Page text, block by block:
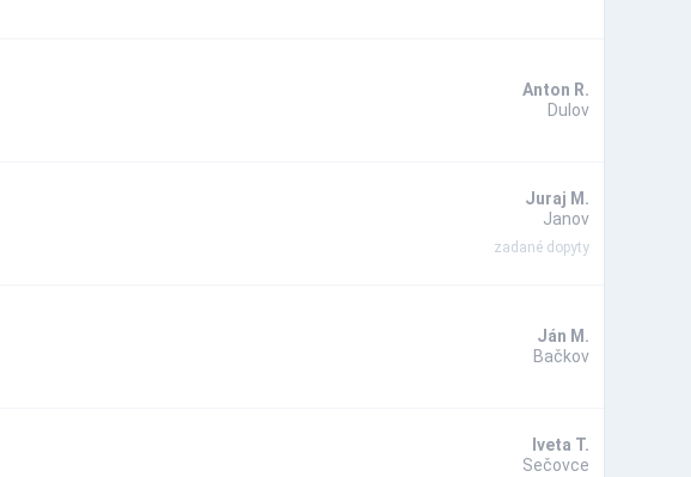
Anton R.
Dulov
Juraj M.
Janov
zadané dopyty
Ján M.
Bačkov
Iveta T.
Sečovce